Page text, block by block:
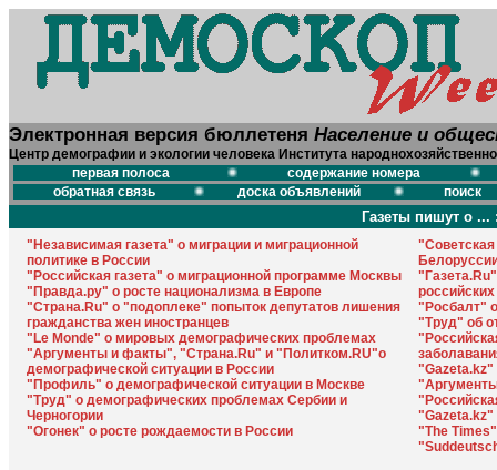
Электронная версия бюллетеня Население и
Центр демографии и экологии человека Института
первая полоса
содержание номера
обратная связь
доска объявлений поиск
Газеты пишут о ...
"Независимая газета" о миграции и миграционной
политике в России
"Российская газета" о миграционной программе Москвы
"Правда.ру" о росте национализма в Европе
"Страна.Ru" о "подоплеке" попыток депутатов лишения
гражданства жен иностранцев
"Le Monde" о мировых демографических проблемах
"Аргументы и факты", "Страна.Ru" и "Политком.RU"о
демографической ситуации в России
"Профиль" о демографической ситуации в Москве
"Труд" о демографических проблемах Сербии и
Черногории
"Огонек" о росте рождаемости в России
"Росбалт"
"Труд" об
"Gazeta.kz"
"Gazeta.kz"
"The